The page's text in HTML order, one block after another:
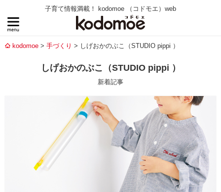
子育て情報満載！ kodomoe （コドモエ）web
kodomoe 手づくり しげおかのぶこ（STUDIO pippi ）
しげおかのぶこ（STUDIO pippi ）
新着記事